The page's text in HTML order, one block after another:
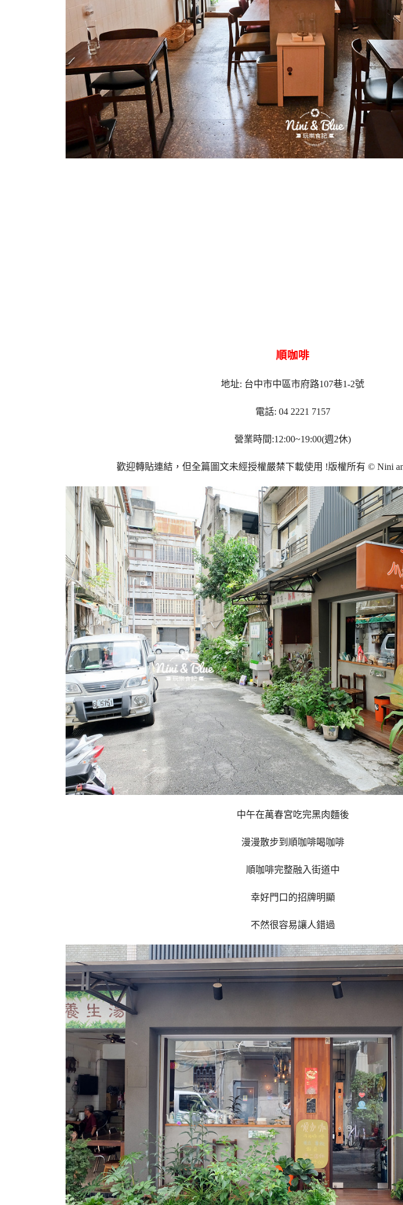
順咖啡
地址: 台中市中區市府路107巷1-2號
電話: 04 2221 7157
營業時間:12:00~19:00(週2休)
歡迎轉貼連結，但全篇圖文未經授權嚴禁下載使用 !版權所有 © Nini
中午在萬春宮吃完黑肉麵後
漫漫散步到順咖啡喝咖啡
順咖啡完整融入街道中
幸好門口的招牌明顯
不然很容易讓人錯過